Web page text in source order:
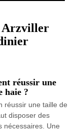
Arzviller
réussir une
haie ?
réussir une taille de
disposer des
nécessaires. Une